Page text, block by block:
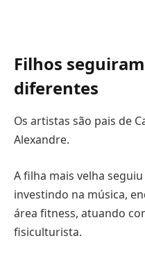
Filhos
diferentes
Os artistas são pais de
Alexandre.
A filha mais velha
investindo na música,
área fitness, atuando
fisiculturista.